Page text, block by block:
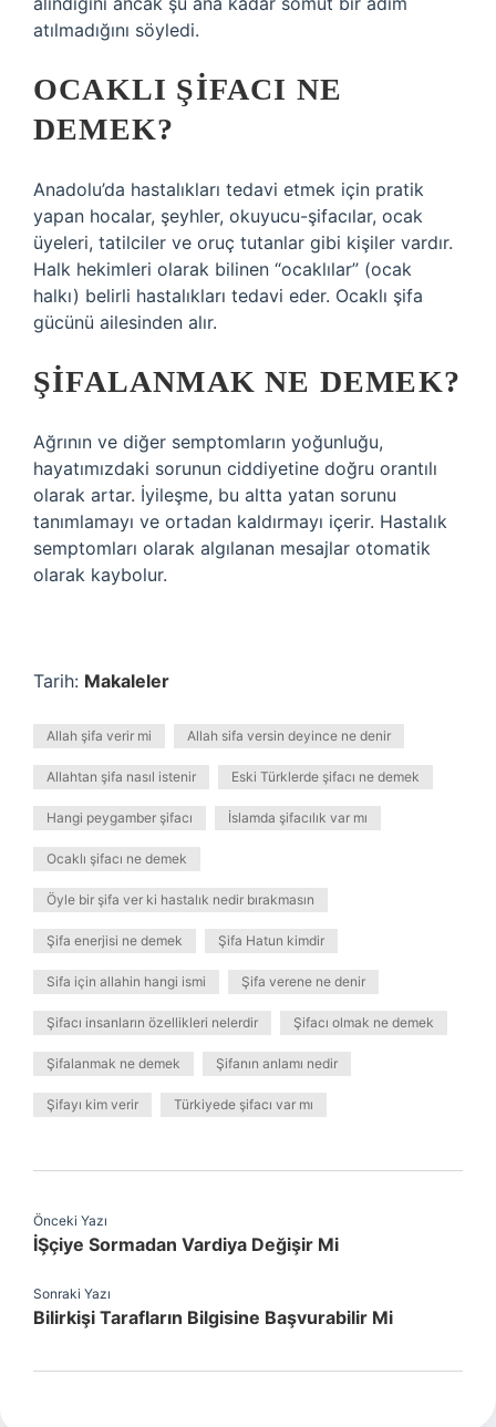
atılmadığını söyledi.
OCAKLI ŞIFACI NE
DEMEK?
Anadolu’da hastalıkları tedavi etmek için pratik
yapan hocalar, şeyhler, okuyucu-şifacılar, ocak
üyeleri, tatilciler ve oruç tutanlar gibi kişiler vardır.
Halk hekimleri olarak bilinen “ocaklılar” (ocak
halkı) belirli hastalıkları tedavi eder. Ocaklı şifa
gücünü ailesinden alır.
ŞIFALANMAK NE DEMEK?
Ağrının ve diğer semptomların yoğunluğu,
hayatımızdaki sorunun ciddiyetine doğru orantılı
olarak artar. İyileşme, bu altta yatan sorunu
tanımlamayı ve ortadan kaldırmayı içerir. Hastalık
semptomları olarak algılanan mesajlar otomatik
olarak kaybolur.
Tarih: Makaleler
Allah şifa verir mi Allah sifa versin deyince ne denir
Allahtan şifa nasıl istenir Eski Türklerde şifacı ne demek
Hangi peygamber şifacı İslamda şifacılık var mı
Ocaklı şifacı ne demek
Öyle bir şifa ver ki hastalık nedir bırakmasın
Şifa enerjisi ne demek Şifa Hatun kimdir
Sifa için allahin hangi ismi Şifa verene ne denir
Şifacı insanların özellikleri nelerdir Şifacı olmak ne demek
Şifalanmak ne demek Şifanın anlamı nedir
Şifayı kim verir Türkiyede şifacı var mı
Önceki Yazı
İŞçiye Sormadan Vardiya Değişir Mi
Sonraki Yazı
Bilirkişi Tarafların Bilgisine Başvurabilir Mi